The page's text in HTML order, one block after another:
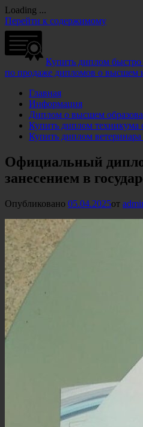
Loading ...
Перейти к содержимому
Купить диплом
по продаже дипломов о высшем
Главная
Информация
Диплом о высшем
Купить диплом техникума
Купить диплом
Официальный
занесением в
Опубликовано 05.04.2025от